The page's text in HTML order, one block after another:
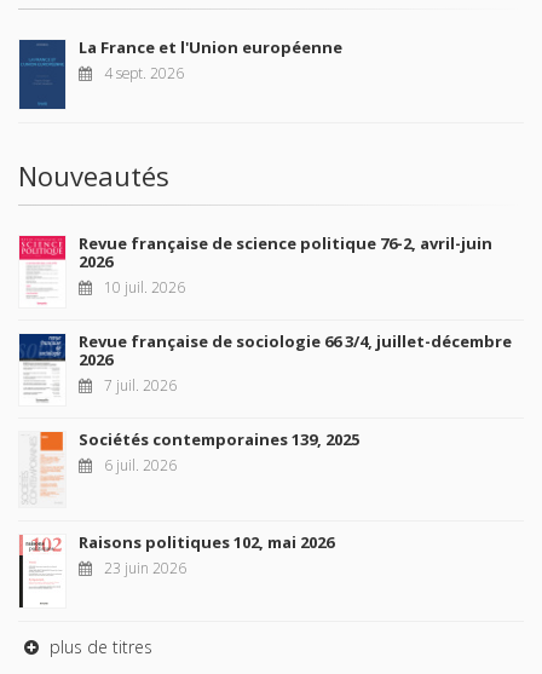
La France et l'Union européenne
4 sept. 2026
Nouveautés
Revue française de science politique 76-2, avril-juin
2026
10 juil. 2026
Revue française de sociologie 66 3/4, juillet-décembre
2026
7 juil. 2026
Sociétés contemporaines 139, 2025
6 juil. 2026
Raisons politiques 102, mai 2026
23 juin 2026
plus de titres